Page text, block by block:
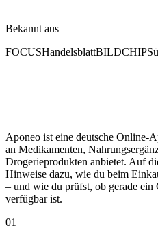
Bekannt aus
FOCUSHandelsblattBILDCHIP
Aponeo ist eine deutsche Online-
an Medikamenten,
Drogerieprodukten anbietet. Auf
Hinweise dazu, wie du beim
– und wie du prüfst, ob gerade
verfügbar ist.
01